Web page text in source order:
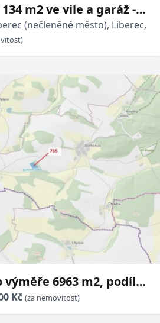
m2 ve vile a garáž -
ul. Mozartova
(nečleněné město), Liberec,
výměře 6963 m2, podíl
Bořkovice, obec
Kč (za nemovitost)